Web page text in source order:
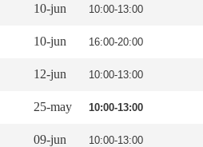
10-jun 10:00-13:00
10-jun 16:00-20:00
12-jun 10:00-13:00
25-may 10:00-13:00
09-jun 10:00-13:00